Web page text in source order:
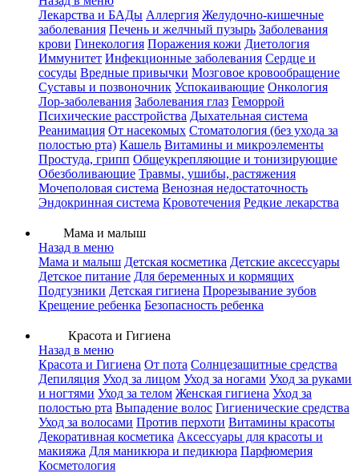
Лекарства и БАДы Аллергия Желудочно-кишечные
заболевания Печень и желчный пузырь Заболевания
крови Гинекология Поражения кожи Диетология
Иммунитет Инфекционные заболевания Сердце и
сосуды Вредные привычки Мозговое кровообращение
Суставы и позвоночник Успокаивающие Онкология
Лор-заболевания Заболевания глаз Геморрой
Психические расстройства Дыхательная система
Реанимация От насекомых Стоматология (без ухода за
полостью рта) Кашель Витамины и микроэлементы
Простуда, грипп Общеукрепляющие и тонизирующие
Обезболивающие Травмы, ушибы, растяжения
Мочеполовая система Венозная недостаточность
Эндокринная система Кровотечения Редкие лекарства
Мама и малыш
Назад в меню
Мама и малыш Детская косметика Детские аксессуары
Детское питание Для беременных и кормящих
Подгузники Детская гигиена Прорезывание зубов
Крещение ребенка Безопасность ребенка
Красота и Гигиена
Назад в меню
Красота и Гигиена От пота Солнцезащитные средства
Депиляция Уход за лицом Уход за ногами Уход за руками
и ногтями Уход за телом Женская гигиена Уход за
полостью рта Выпадение волос Гигиенические средства
Уход за волосами Против перхоти Витамины красоты
Декоративная косметика Аксессуары для красоты и
макияжа Для маникюра и педикюра Парфюмерия
Косметология